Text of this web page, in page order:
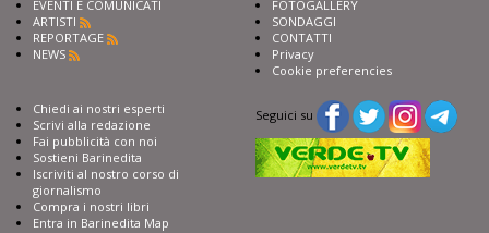
EVENTI E COMUNICATI
ARTISTI
REPORTAGE
NEWS
FOTOGALLERY
SONDAGGI
CONTATTI
Privacy
Cookie preferencies
Chiedi ai nostri esperti
Scrivi alla redazione
Fai pubblicità con noi
Sostieni Barinedita
Iscriviti al nostro corso di
giornalismo
Compra i nostri libri
Entra in Barinedita Map
Seguici su